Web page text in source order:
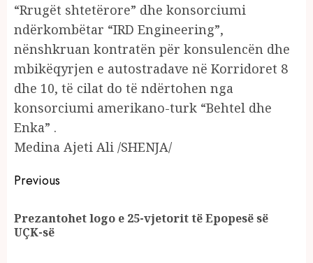
“Rrugët shtetërore” dhe konsorciumi
ndërkombëtar “IRD Engineering”,
nënshkruan kontratën për konsulencën dhe
mbikëqyrjen e autostradave në Korridoret 8
dhe 10, të cilat do të ndërtohen nga
konsorciumi amerikano-turk “Behtel dhe
Enka” .
Medina Ajeti Ali /SHENJA/
Continue
Reading
Previous
Prezantohet logo e 25-vjetorit të Epopesë së
UÇK-së